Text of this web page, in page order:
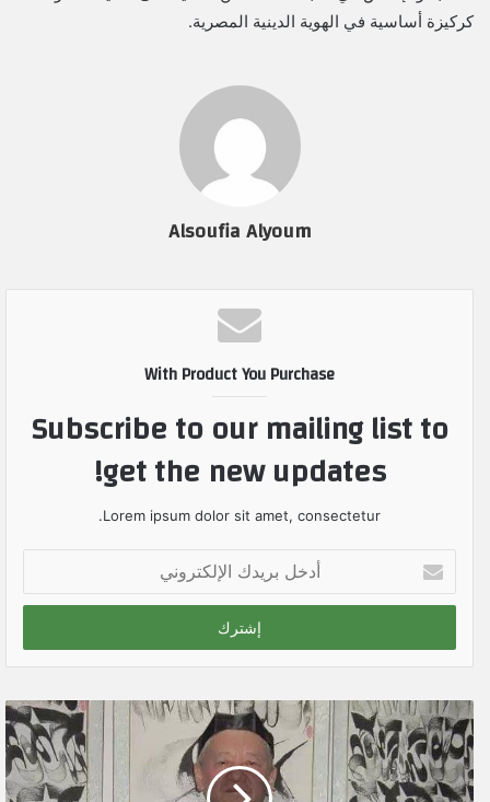
كركيزة أساسية في الهوية الدينية المصرية.
Alsoufia Alyoum
With Product You Purchase
Subscribe to our mailing list to
get the new updates!
Lorem ipsum dolor sit amet, consectetur.
خ
ب
ي
د
ك
ا
ل